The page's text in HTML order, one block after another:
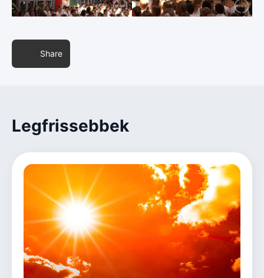
Share
Legfrissebbek